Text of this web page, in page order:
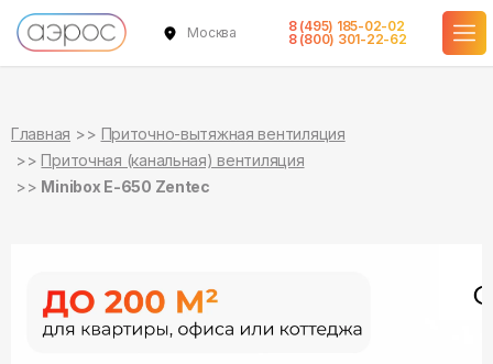
Москва
8 (495) 185-02-02
8 (800) 301-22-62
Главная
Приточно-вытяжная вентиляция
Приточная (канальная) вентиляция
Minibox E-650 Zentec
в наличии
в наличии